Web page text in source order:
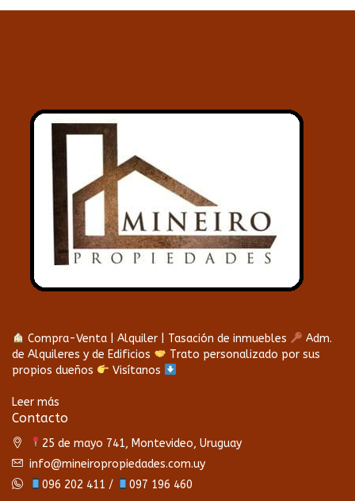
Compra-Venta | Alquiler | Tasación de inmuebles
Adm.
de Alquileres y de Edificios
Trato personalizado por sus
propios dueños
Visítanos
Leer más
Contacto
25 de mayo 741, Montevideo, Uruguay
info@mineiropropiedades.com.uy
096 202 411 /
097 196 460